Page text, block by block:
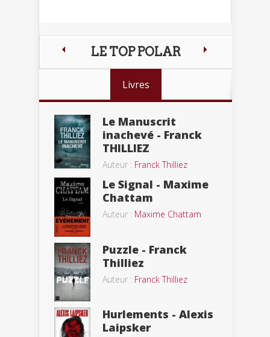
LE TOP POLAR
Livres
Le Manuscrit
inachevé - Franck
THILLIEZ
Auteur : Franck Thilliez
Le Signal - Maxime
Chattam
Auteur : Maxime Chattam
Puzzle - Franck
Thilliez
Auteur : Franck Thilliez
Hurlements - Alexis
Laipsker